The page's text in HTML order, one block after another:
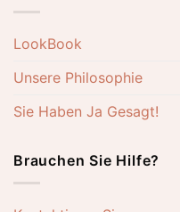
LookBook
Unsere Philosophie
Sie Haben Ja Gesagt!
Brauchen Sie Hilfe?